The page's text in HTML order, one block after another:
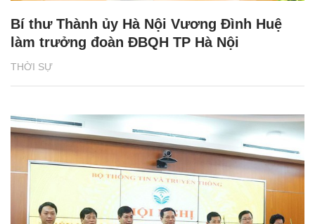
THỜI SỰ
Bí thư Thành ủy Hà Nội Vương Đình Huệ
làm trưởng đoàn ĐBQH TP Hà Nội